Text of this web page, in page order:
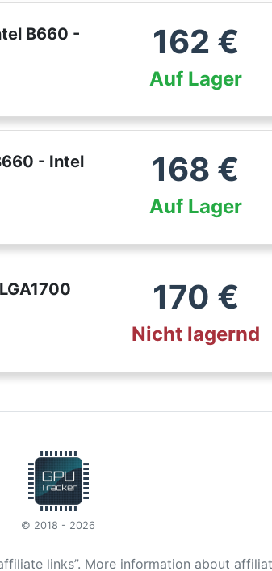
B660 -
162 €
Auf Lager
- Intel
168 €
Auf Lager
170 €
Nicht lagernd
© 2018 - 2026
links”. More information about